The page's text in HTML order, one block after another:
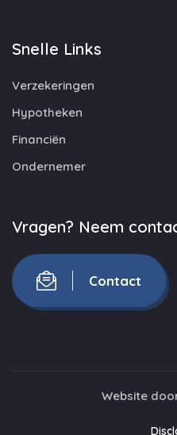
Snelle Links
Verzekeringen
Hypotheken
Financiën
Ondernemer
Vragen? Neem
Contact
Website